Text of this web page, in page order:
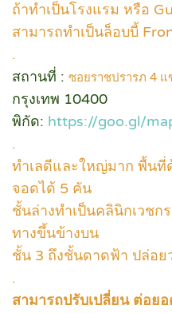
ถ้าทำเป็นโรงแรม หรือ
สามารถทำเป็นล็อบบี้
.
สถานที่ : ซอยราชปรารภ 4 แ
กรุงเทพ 10400
พิกัด: https://goo.gl/
.
ทำเลดีและใหญ่มาก พื้นที่
จอดได้ 5 คัน
ชั้นล่างทำเป็นคลินิกเวชก
ทางขึ้นข้างบน
ชั้น 3 ถึงชั้นดาดฟ้า ปล่อย
.
สามารถปรับเปลี่ยน ต่อย